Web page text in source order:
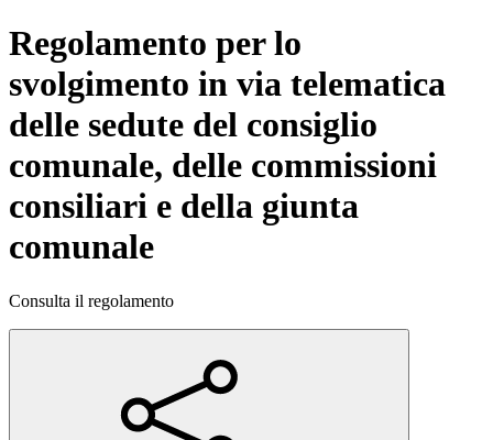
Regolamento per lo
svolgimento in via telematica
delle sedute del consiglio
comunale, delle commissioni
consiliari e della giunta
comunale
Consulta il regolamento